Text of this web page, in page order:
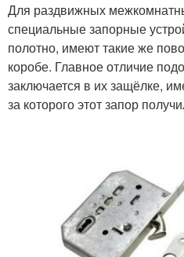
Для раздвижных
специальные запорные
полотно, имеют такие же
коробе. Главное отличие
заключается в их защёлке,
за которого этот запор